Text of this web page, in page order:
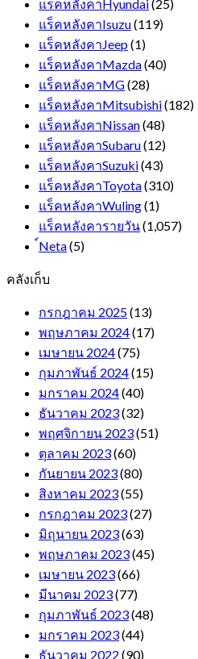
แร็คหลังคาHyundai(25)
แร็คหลังคาIsuzu(119)
แร็คหลังคาJeep(1)
แร็คหลังคาMazda(40)
แร็คหลังคาMG(28)
แร็คหลังคาMitsubishi(182)
แร็คหลังคาNissan(48)
แร็คหลังคาSubaru(12)
แร็คหลังคาSuzuki(43)
แร็คหลังคาToyota(310)
แร็คหลังคาWuling(1)
แร็คหลังคารายวัน(1,057)
์Neta(5)
คลังเก็บ
กรกฎาคม 2025(13)
พฤษภาคม 2024(17)
เมษายน 2024(75)
กุมภาพันธ์ 2024(15)
มกราคม 2024(40)
ธันวาคม 2023(32)
พฤศจิกายน 2023(51)
ตุลาคม 2023(60)
กันยายน 2023(80)
สิงหาคม 2023(55)
กรกฎาคม 2023(27)
มิถุนายน 2023(63)
พฤษภาคม 2023(45)
เมษายน 2023(66)
มีนาคม 2023(77)
กุมภาพันธ์ 2023(48)
มกราคม 2023(44)
ธันวาคม 2022 (90)